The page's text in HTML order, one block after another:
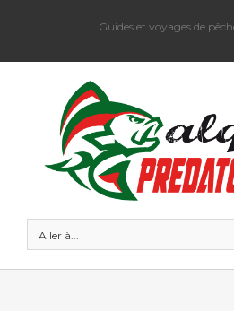
Guides et voyages de
Aller à...